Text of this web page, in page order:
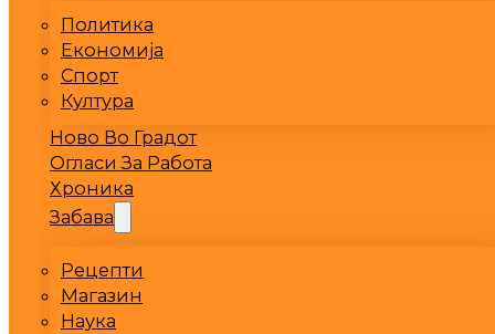
Политика
Економија
Спорт
Култура
Ново Во Градот
Огласи За Работа
Хроника
Забава
Рецепти
Магазин
Наука